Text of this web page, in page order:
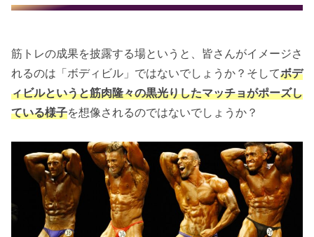
筋トレの成果を披露する場というと、皆さんがイメージさ
れるのは「ボディビル」ではないでしょうか？そしてボデ
ィビルというと筋肉隆々の黒光りしたマッチョがポーズし
ている様子を想像されるのではないでしょうか？